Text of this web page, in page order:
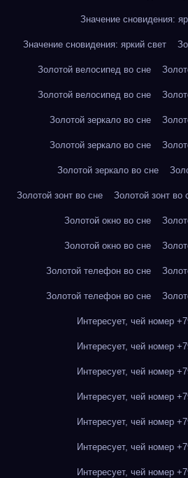
Значение сновидения:
Значение сновидения: яркий свет
Золотой велосипед во сне
Золотой велосипед во сне
Золотой зеркало во сне
Золотой зеркало во сне
Золотой зеркало во сне
Золотой зонт во сне Золотой зонт во
Золотой окно во сне
Золотой окно во сне
Золотой телефон во сне
Золотой телефон во сне
Интересует, чей номер
Интересует, чей номер
Интересует, чей номер
Интересует, чей номер
Интересует, чей номер
Интересует, чей номер
Интересует, чей номер